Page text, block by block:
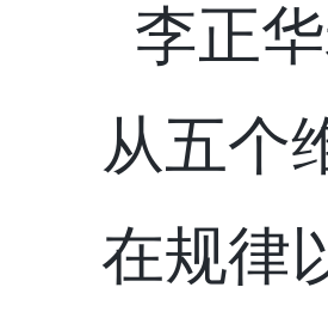
李正
从五个
在规律